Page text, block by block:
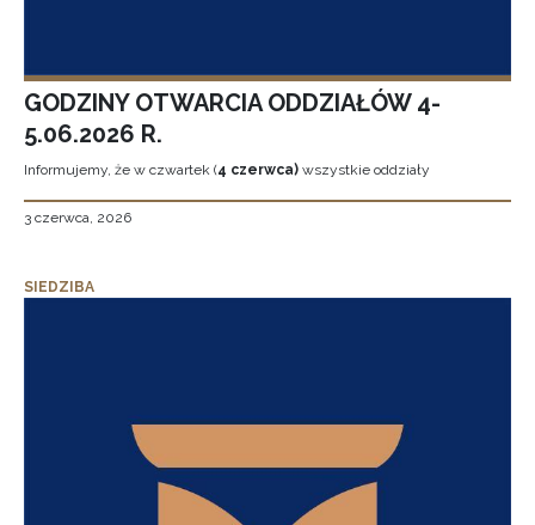
GODZINY OTWARCIA ODDZIAŁÓW 4-
5.06.2026 R.
Informujemy, że w czwartek (4 czerwca) wszystkie oddziały
3 czerwca, 2026
SIEDZIBA